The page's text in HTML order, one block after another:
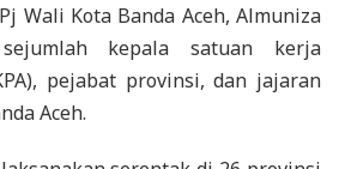
Wali Kota Banda Aceh, Almuniza
kepala satuan kerja
pejabat provinsi, dan jajaran
Aceh.